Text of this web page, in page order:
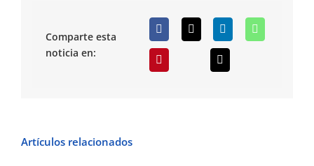
Comparte esta
noticia en:
Artículos relacionados